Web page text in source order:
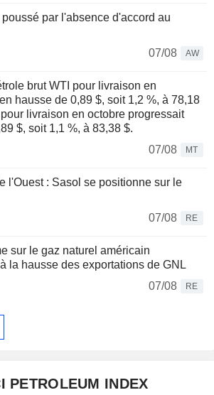
par l'absence d'accord au
07/08
AW
brut WTI pour livraison en
hausse de 0,89 $, soit 1,2 %, à 78,18
livraison en octobre progressait
$, soit 1,1 %, à 83,38 $.
07/08
MT
l'Ouest : Sasol se positionne sur le
07/08
RE
sur le gaz naturel américain
la hausse des exportations de GNL
07/08
RE
PETROLEUM INDEX